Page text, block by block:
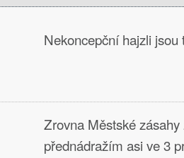
Nekoncepční hajzli jsou
Zrovna Městské
přednádražím asi ve 3